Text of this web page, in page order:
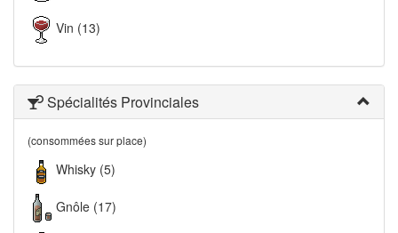
Vin (13)
Spécialités Provinciales
(consommées sur place)
Whisky (5)
Gnôle (17)